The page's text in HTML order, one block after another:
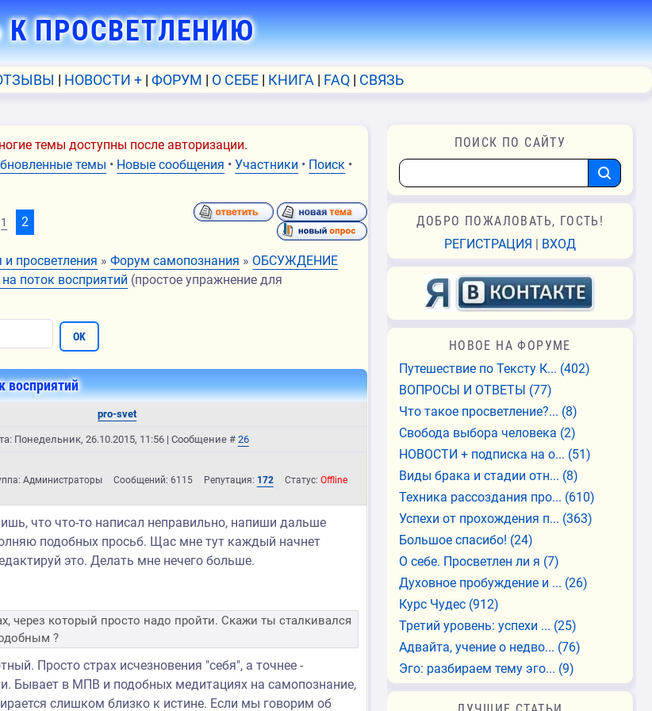
ПРОСВЕТЛЕНИЮ
НОВОСТИ + ФОРУМ О СЕБЕ КНИГА FAQ СВЯЗЬ
темы доступны после авторизации.
темы • Новые сообщения •Участники • Поиск •
1 2
просветления » Форум самопознания » ОБСУЖДЕНИЕ
поток восприятий (простое упражнение для
восприятий
pro-svet
Понедельник, 26.10.2015, 11:56 | Сообщение # 26
Администраторы Сообщений: 6115 Репутация: 172 Статус: Offline
что что-то написал неправильно, напиши дальше
подобных просьб. Щас мне тут каждый начнет
это. Делать мне нечего больше.
через который просто надо пройти. Скажи ты сталкивался
?
Просто страх исчезновения "себя", а точнее -
Бывает в МПВ и подобных медитациях на самопознание,
слишком близко к истине. Если мы говорим об
ПОИСК ПО САЙТУ
ДОБРО ПОЖАЛОВАТЬ, ГОСТЬ!
РЕГИСТРАЦИЯ | ВХОД
НОВОЕ НА ФОРУМЕ
Путешествие по Тексту К... (402)
ВОПРОСЫ И ОТВЕТЫ (77)
Что такое просветление?... (8)
Свобода выбора человека (2)
НОВОСТИ + подписка на о... (51)
Виды брака и стадии отн... (8)
Техника рассоздания про... (610)
Успехи от прохождения п... (363)
Большое спасибо! (24)
О себе. Просветлен ли я (7)
Духовное пробуждение и ... (26)
Курс Чудес (912)
Третий уровень: успехи ... (25)
Адвайта, учение о недво... (76)
Эго: разбираем тему эго... (9)